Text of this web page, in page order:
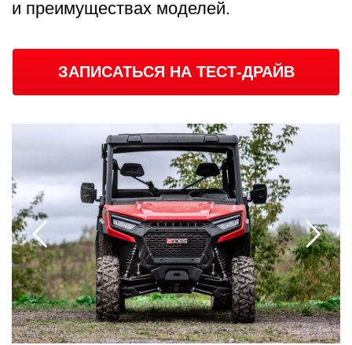
и преимуществах моделей.
ЗАПИСАТЬСЯ НА ТЕСТ-ДРАЙВ